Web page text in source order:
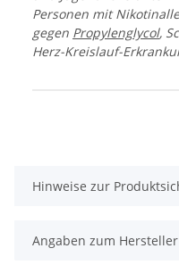
Personen mit
gegen Propylenglycol,
Herz-Kreislauf-
Hinweise zur
Angaben zum Hersteller